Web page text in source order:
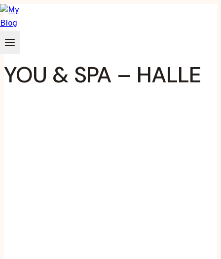
Zum
Inhalt
springen
YOU & SPA – HALLE